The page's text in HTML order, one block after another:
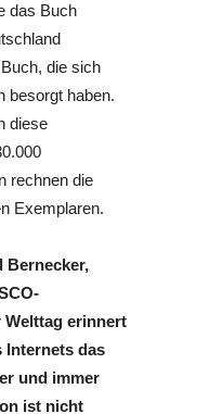
das Buch
die sich
besorgt haben.
diese
rechnen die
Exemplaren.
Bernecker,
Welttag erinnert
Internets das
und immer
ist nicht